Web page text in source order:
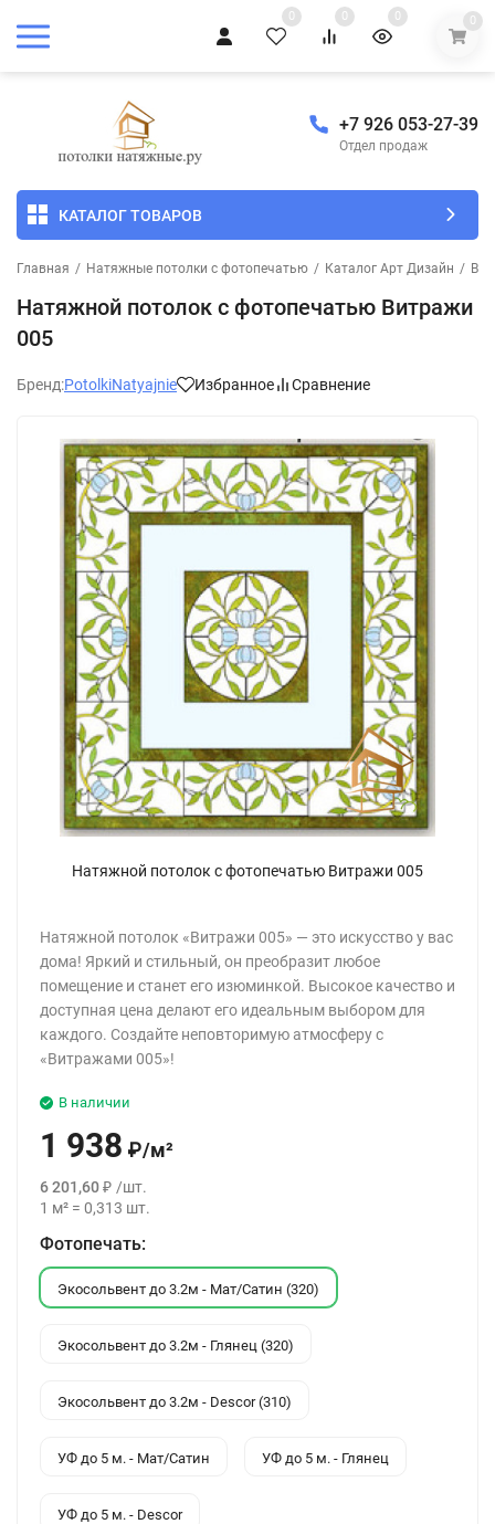
0 0 0 0
+7 926 053-27-39
Отдел продаж
КАТАЛОГ ТОВАРОВ
Главная / Натяжные потолки с фотопечатью / Каталог Арт Дизайн /
Натяжной потолок с фотопечатью Витражи
005
Бренд:PotolkiNatyajnie Избранное Сравнение
Натяжной потолок с фотопечатью Витражи 005
Натяжной потолок «Витражи 005» — это искусство у вас
дома! Яркий и стильный, он преобразит любое
помещение и станет его изюминкой. Высокое качество и
доступная цена делают его идеальным выбором для
каждого. Создайте неповторимую атмосферу с
«Витражами 005»!
В наличии
1 938 ₽/м²
6 201,60₽ /шт.
1 м² = 0,313 шт.
Фотопечать:
Экосольвент до 3.2м - Мат/Сатин (320)
Экосольвент до 3.2м - Глянец (320)
Экосольвент до 3.2м - Descor (310)
УФ до 5 м. - Мат/Сатин УФ до 5 м. - Глянец
УФ до 5 м. - Descor